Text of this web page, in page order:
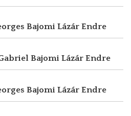
Bajomi Lázár Endre
Bajomi Lázár Endre
Bajomi Lázár Endre